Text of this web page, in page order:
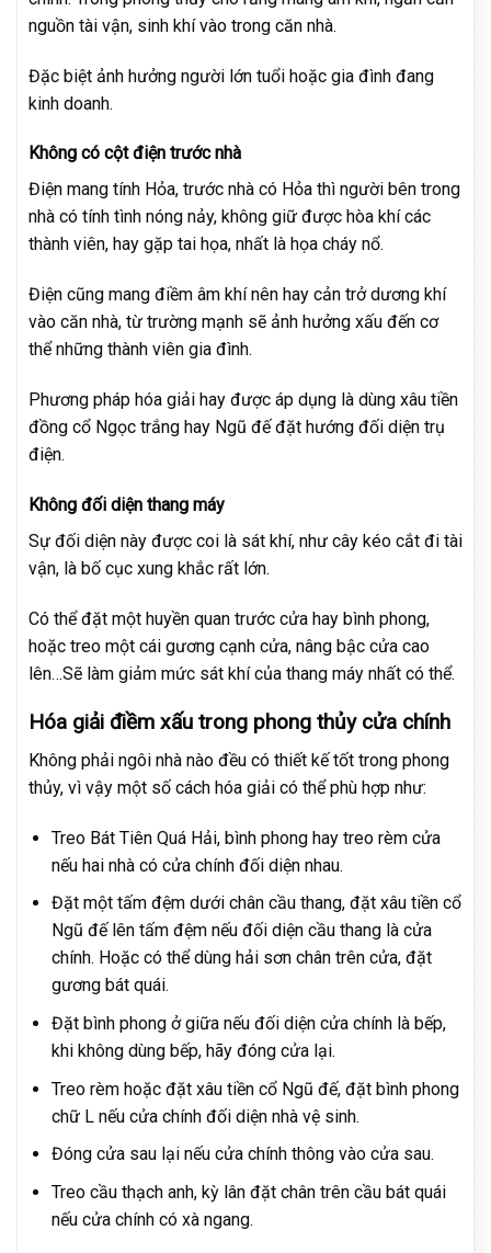
nguồn tài vận, sinh khí vào trong căn nhà.
Đặc biệt ảnh hưởng người lớn tuổi hoặc gia đình đang
kinh doanh.
Không có cột điện trước nhà
Điện mang tính Hỏa, trước nhà có Hỏa thì người bên trong
nhà có tính tình nóng nảy, không giữ được hòa khí các
thành viên, hay gặp tai họa, nhất là họa cháy nổ.
Điện cũng mang điềm âm khí nên hay cản trở dương khí
vào căn nhà, từ trường mạnh sẽ ảnh hưởng xấu đến cơ
thể những thành viên gia đình.
Phương pháp hóa giải hay được áp dụng là dùng xâu tiền
đồng cổ Ngọc trắng hay Ngũ đế đặt hướng đối diện trụ
điện.
Không đối diện thang máy
Sự đối diện này được coi là sát khí, như cây kéo cắt đi tài
vận, là bố cục xung khắc rất lớn.
Có thể đặt một huyền quan trước cửa hay bình phong,
hoặc treo một cái gương cạnh cửa, nâng bậc cửa cao
lên…Sẽ làm giảm mức sát khí của thang máy nhất có thể.
Hóa giải điềm xấu trong phong thủy cửa chính
Không phải ngôi nhà nào đều có thiết kế tốt trong phong
thủy, vì vậy một số cách hóa giải có thể phù hợp như:
Treo Bát Tiên Quá Hải, bình phong hay treo rèm cửa
nếu hai nhà có cửa chính đối diện nhau.
Đặt một tấm đệm dưới chân cầu thang, đặt xâu tiền cổ
Ngũ đế lên tấm đệm nếu đối diện cầu thang là cửa
chính. Hoặc có thể dùng hải sơn chân trên cửa, đặt
gương bát quái.
Đặt bình phong ở giữa nếu đối diện cửa chính là bếp,
khi không dùng bếp, hãy đóng cửa lại.
Treo rèm hoặc đặt xâu tiền cổ Ngũ đế, đặt bình phong
chữ L nếu cửa chính đối diện nhà vệ sinh.
Đóng cửa sau lại nếu cửa chính thông vào cửa sau.
Treo cầu thạch anh, kỳ lân đặt chân trên cầu bát quái
nếu cửa chính có xà ngang.